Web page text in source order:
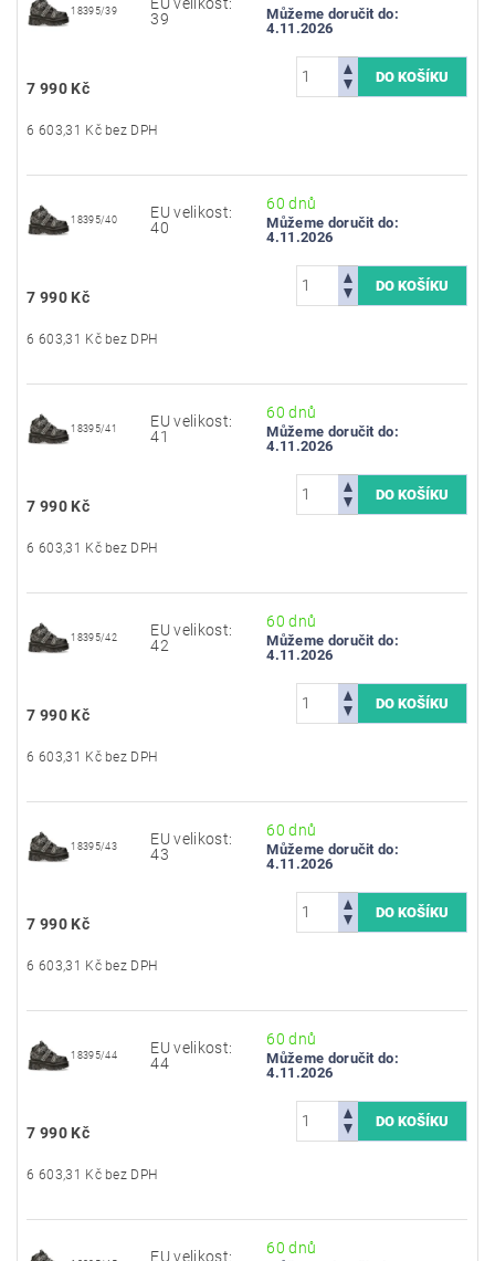
18395/39
39
Můžeme doručit do:
4.11.2026
7 990 Kč
6 603,31 Kč bez DPH
18395/40
EU velikost:
40
60 dnů
Můžeme doručit do:
4.11.2026
7 990 Kč
6 603,31 Kč bez DPH
18395/41
EU velikost:
41
60 dnů
Můžeme doručit do:
4.11.2026
7 990 Kč
6 603,31 Kč bez DPH
18395/42
EU velikost:
42
60 dnů
Můžeme doručit do:
4.11.2026
7 990 Kč
6 603,31 Kč bez DPH
18395/43
EU velikost:
43
60 dnů
Můžeme doručit do:
4.11.2026
7 990 Kč
6 603,31 Kč bez DPH
18395/44
EU velikost:
44
60 dnů
Můžeme doručit do:
4.11.2026
7 990 Kč
6 603,31 Kč bez DPH
EU velikost:
60 dnů